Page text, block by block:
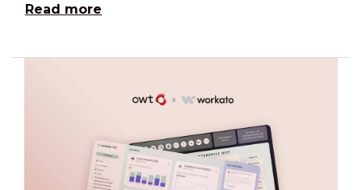
Read more